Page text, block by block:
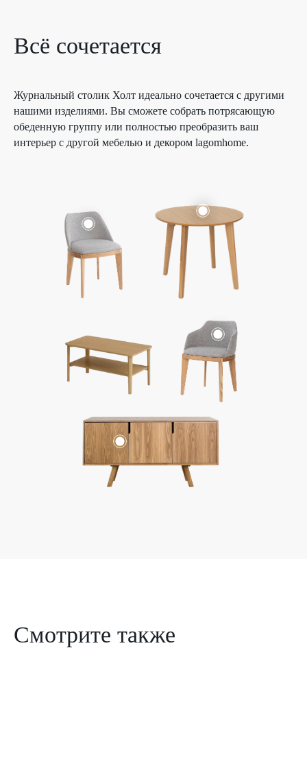
Всё сочетается
Журнальный столик Холт идеально сочетается с другими
нашими изделиями. Вы сможете собрать потрясающую
обеденную группу или полностью преобразить ваш
интерьер с другой мебелью и декором lagomhome.
Смотрите также